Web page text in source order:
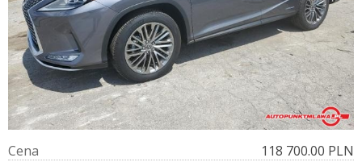
Cena
118 700.00 PLN